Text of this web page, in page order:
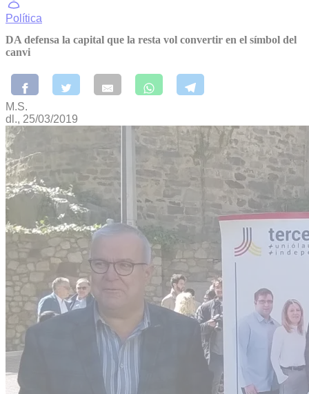
Política
DA defensa la capital que la resta vol convertir en el símbol del
canvi
M.S.
dl., 25/03/2019